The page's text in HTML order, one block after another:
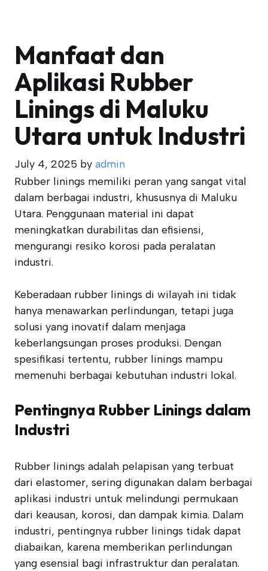
Manfaat dan
Aplikasi Rubber
Linings di Maluku
Utara untuk Industri
July 4, 2025 by admin
Rubber linings memiliki peran yang sangat vital
dalam berbagai industri, khususnya di Maluku
Utara. Penggunaan material ini dapat
meningkatkan durabilitas dan efisiensi,
mengurangi resiko korosi pada peralatan
industri.
Keberadaan rubber linings di wilayah ini tidak
hanya menawarkan perlindungan, tetapi juga
solusi yang inovatif dalam menjaga
keberlangsungan proses produksi. Dengan
spesifikasi tertentu, rubber linings mampu
memenuhi berbagai kebutuhan industri lokal.
Pentingnya Rubber Linings dalam
Industri
Rubber linings adalah pelapisan yang terbuat
dari elastomer, sering digunakan dalam berbagai
aplikasi industri untuk melindungi permukaan
dari keausan, korosi, dan dampak kimia. Dalam
industri, pentingnya rubber linings tidak dapat
diabaikan, karena memberikan perlindungan
yang esensial bagi infrastruktur dan peralatan.